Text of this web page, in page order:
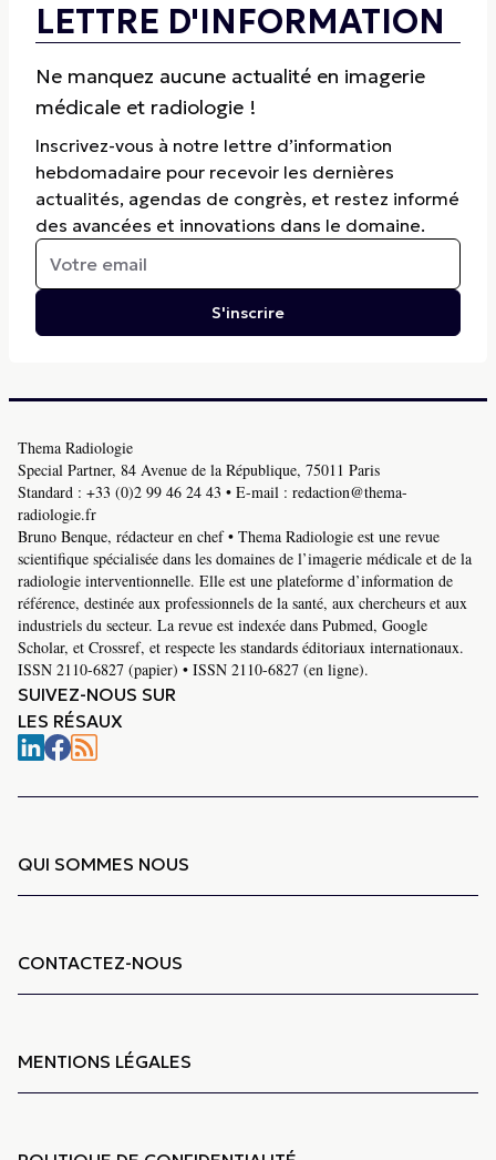
LETTRE D'INFORMATION
Ne manquez aucune actualité en imagerie
médicale et radiologie !
Inscrivez-vous à notre lettre d’information
hebdomadaire pour recevoir les dernières
actualités, agendas de congrès, et restez informé
des avancées et innovations dans le domaine.
S'inscrire
Thema Radiologie
Special Partner, 84 Avenue de la République, 75011 Paris
Standard : +33 (0)2 99 46 24 43 • E-mail : redaction@thema-
radiologie.fr
Bruno Benque, rédacteur en chef • Thema Radiologie est une revue
scientifique spécialisée dans les domaines de l’imagerie médicale et de la
radiologie interventionnelle. Elle est une plateforme d’information de
référence, destinée aux professionnels de la santé, aux chercheurs et aux
industriels du secteur. La revue est indexée dans Pubmed, Google
Scholar, et Crossref, et respecte les standards éditoriaux internationaux.
ISSN 2110-6827 (papier) • ISSN 2110-6827 (en ligne).
SUIVEZ-NOUS SUR
LES RÉSAUX
QUI SOMMES NOUS
CONTACTEZ-NOUS
MENTIONS LÉGALES